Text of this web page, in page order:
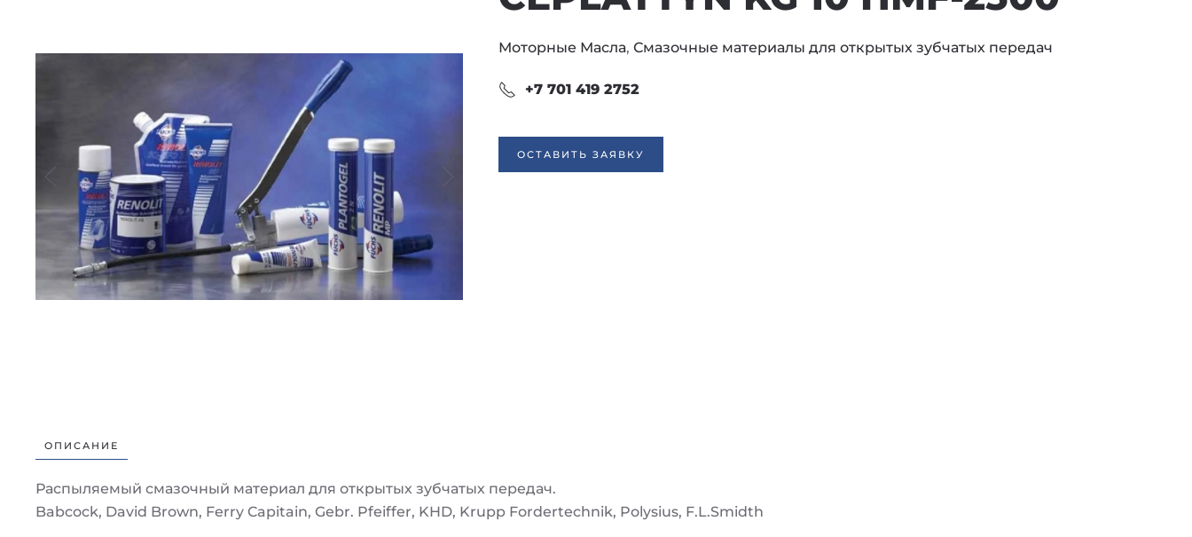
Моторные Масла, Смазочные материалы для открытых зубчатых передач
+7 701 419 2752
ОСТАВИТЬ ЗАЯВКУ
ОПИСАНИЕ
Распыляемый смазочный материал для открытых зубчатых передач.
Babcock, David Brown, Ferry Capitain, Gebr. Pfeiffer, KHD, Krupp Fordertechnik, Polysius, F.L.Smidth